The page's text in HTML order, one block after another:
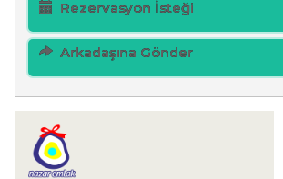
Rezervasyon İsteği
Arkadaşına Gönder